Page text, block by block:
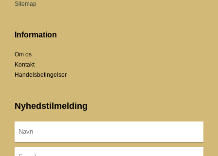
Sitemap
Information
Om os
Kontakt
Handelsbetingelser
Nyhedstilmelding